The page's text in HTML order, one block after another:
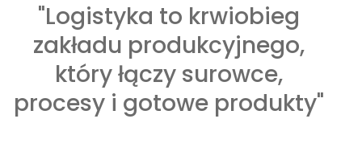
"Logistyka to krwiobieg
zakładu produkcyjnego,
który łączy surowce,
procesy i gotowe produkty"